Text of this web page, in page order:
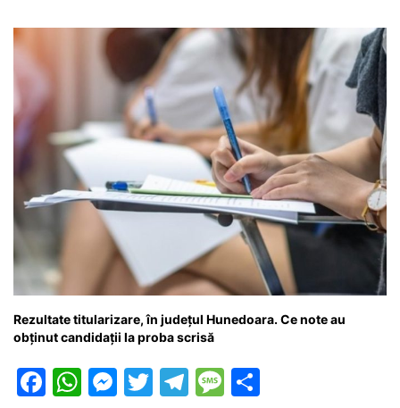
o
k
p g
er
e ă
Rezultate titularizare, în județul Hunedoara. Ce note au
obținut candidații la proba scrisă
F
W M T
T
M